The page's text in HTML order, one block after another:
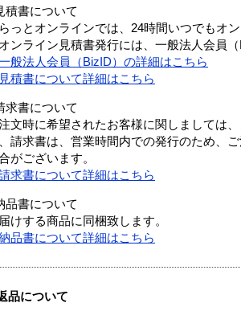
積書について
っとオンラインでは、24時間いつでもオ
ンライン見積書発行には、一般法人会員（
般法人会員（BizID）の詳細はこちら
見積書について詳細はこちら
求書について
文時に希望されたお客様に関しましては
請求書は、営業時間内での発行のため、
がございます。
求書について詳細はこちら
品書について
けする商品に同梱致します。
品書について詳細はこちら
品について